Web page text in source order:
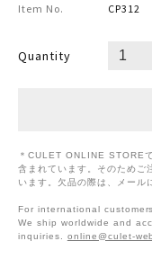
Item No.
CP312
Quantity
＊CULET ONLINE STORE
含まれています。そのためご
います。欠品の際は、メール
For international customers
We ship worldwide and
inquiries. online@culet-